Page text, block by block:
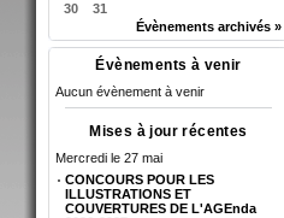
30
31
Évènements archivés »
Évènements à venir
Aucun évènement à venir
Mises à jour récentes
Mercredi le 27 mai
CONCOURS POUR LES
ILLUSTRATIONS ET
COUVERTURES DE L'AGEnda